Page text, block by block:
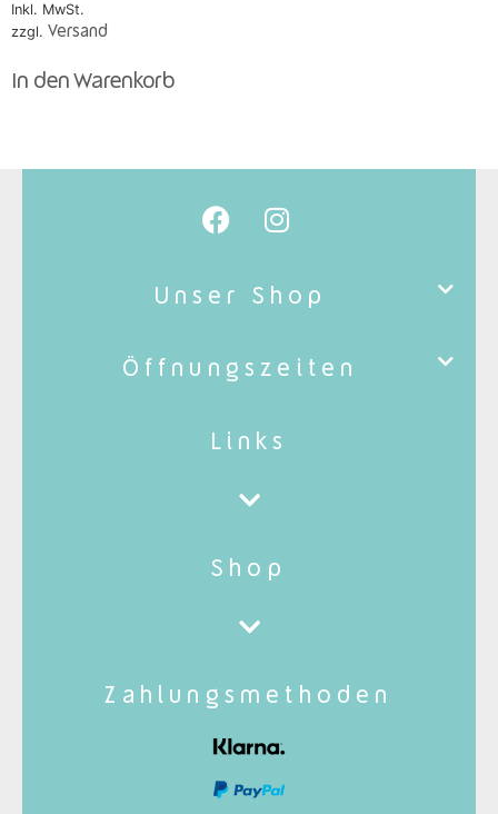
Inkl. MwSt.
zzgl. Versand
In den Warenkorb
Unser Shop
Öffnungszeiten
Links
Shop
Zahlungsmethoden